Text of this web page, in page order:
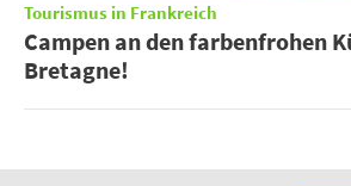
Tourismus in Frankreich
Campen an den farbenfrohen
Bretagne!